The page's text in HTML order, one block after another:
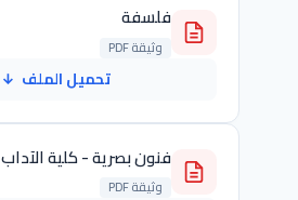
فلسفة
وثيقة PDF
تحميل الملف ↓
فنون بصرية - كلية الآداب
وثيقة PDF